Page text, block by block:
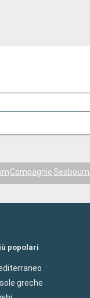
Compagnie
popolari
greche